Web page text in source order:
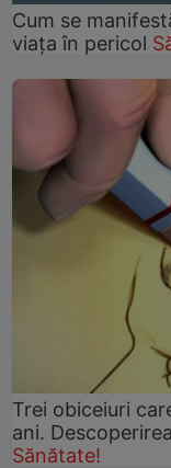
Cum se
viaţa în pericol
Trei obiceiuri
ani.
Sănătate!